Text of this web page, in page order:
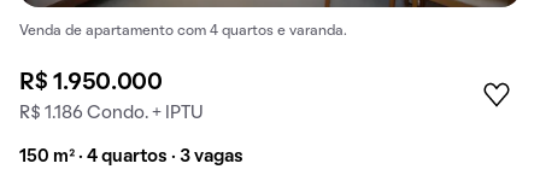
Venda de apartamento com 4 quartos e varanda.
R$ 1.950.000
R$ 1.186 Condo. + IPTU
150 m² · 4 quartos · 3 vagas